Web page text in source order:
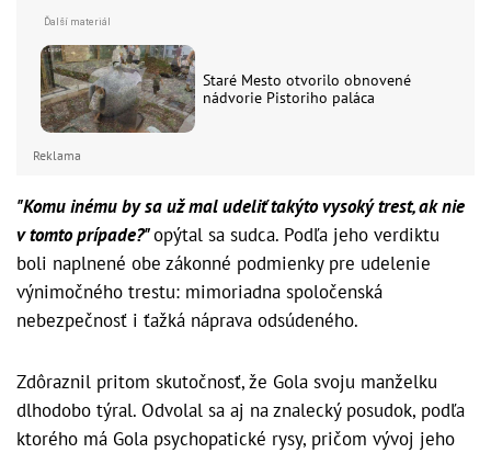
Staré Mesto otvorilo obnovené
nádvorie Pistoriho paláca
Reklama
"Komu inému by sa už mal udeliť takýto vysoký trest, ak nie
v tomto prípade?"opýtal sa sudca. Podľa jeho verdiktu
boli naplnené obe zákonné podmienky pre udelenie
výnimočného trestu: mimoriadna spoločenská
nebezpečnosť i ťažká náprava odsúdeného.
Zdôraznil pritom skutočnosť, že Gola svoju manželku
dlhodobo týral. Odvolal sa aj na znalecký posudok, podľa
ktorého má Gola psychopatické rysy, pričom vývoj jeho